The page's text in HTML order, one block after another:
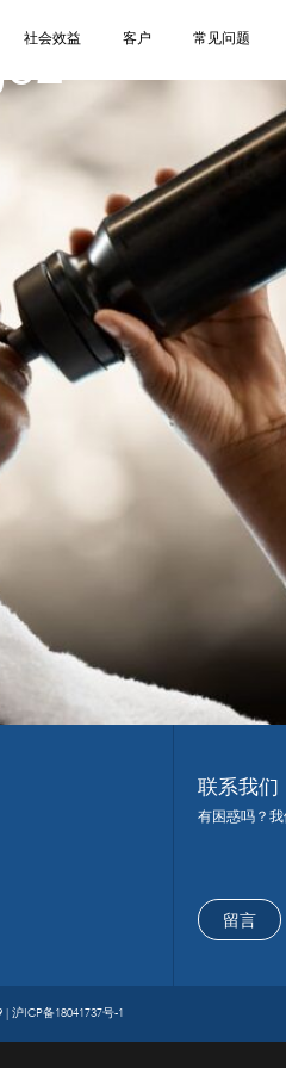
社会效益 客户 常见问题
联系我们
有困惑吗？
留言
| 沪ICP备18041737号-1